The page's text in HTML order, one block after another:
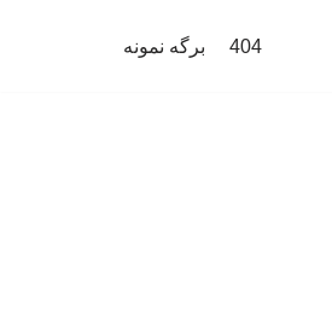
404 برگه نمونه